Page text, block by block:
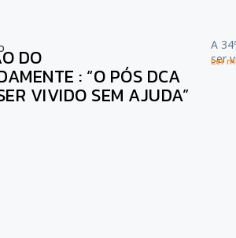
DO
: “O PÓS DCA
VIVIDO SEM AJUDA”
A
ser
Ler